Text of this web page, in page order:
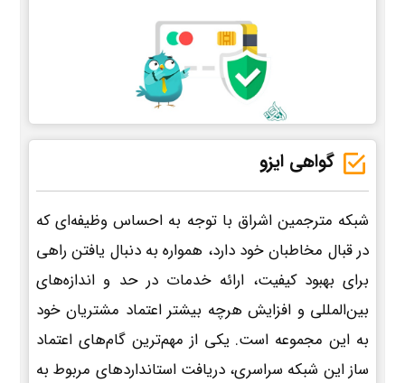
گواهی ایزو
شبکه مترجمین اشراق با توجه به احساس وظیفه‌ای که
در قبال مخاطبان خود دارد، همواره به دنبال یافتن راهی
برای بهبود کیفیت، ارائه خدمات در حد و اندازه‌های
بین‌المللی و افزایش هرچه بیشتر اعتماد مشتریان خود
به این مجموعه است. یکی از مهم‌ترین گام‌های اعتماد
ساز این شبکه سراسری، دریافت استانداردهای مربوط به